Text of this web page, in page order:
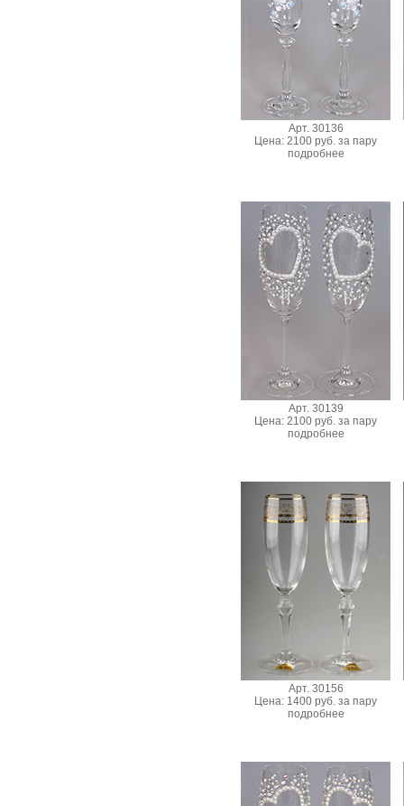
Арт. 30136
Цена: 2100 руб. за пару
подробнее
Арт. 30139
Цена: 2100 руб. за пару
подробнее
Арт. 30156
Цена: 1400 руб. за пару
подробнее